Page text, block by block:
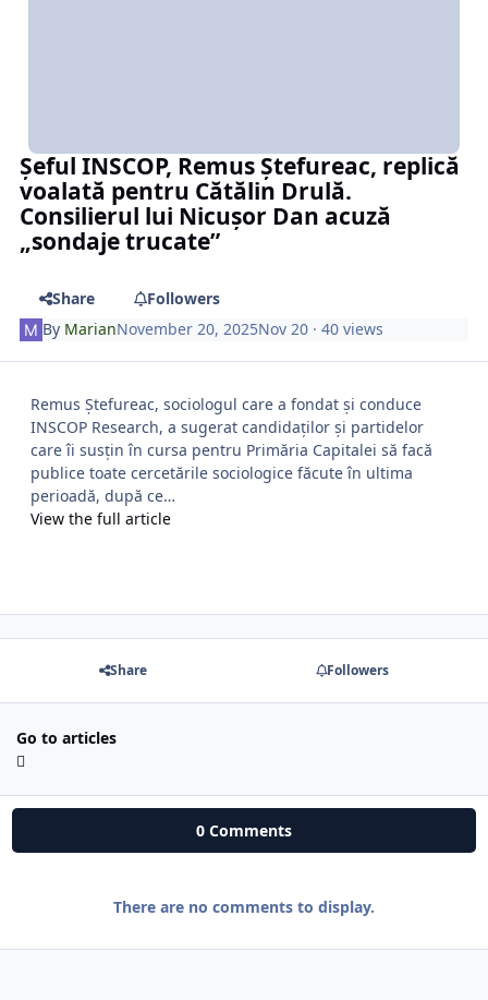
Șeful INSCOP, Remus Ștefureac, replică
voalată pentru Cătălin Drulă.
Consilierul lui Nicușor Dan acuză
„sondaje trucate”
Share
Followers
By MarianNovember 20, 2025Nov 20 · 40 views
Remus Ștefureac, sociologul care a fondat și conduce
INSCOP Research, a sugerat candidaților și partidelor
care îi susțin în cursa pentru Primăria Capitalei să facă
publice toate cercetările sociologice făcute în ultima
perioadă, după ce…
View the full article
Share Followers
Go to articles
0 Comments
There are no comments to display.